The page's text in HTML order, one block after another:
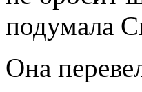
подумала
Она